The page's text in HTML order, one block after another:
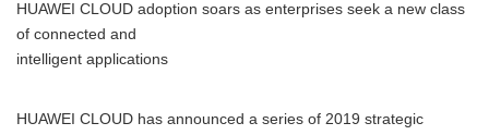
HUAWEI CLOUD adoption soars as enterprises seek a new class
of connected and
intelligent applications
HUAWEI CLOUD has announced a series of 2019 strategic